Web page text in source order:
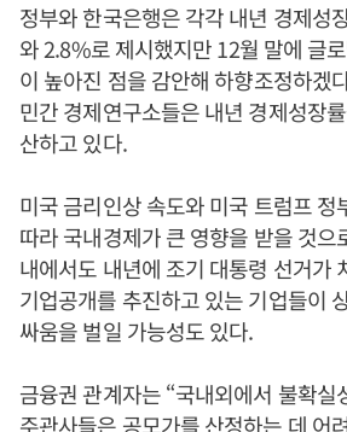
정부와 한국은행은 각각 내년 경제성
와 2.8%로 제시했지만 12월 말에 글
이 높아진 점을 감안해 하향조정하겠
민간 경제연구소들은 내년 경제성장
산하고 있다.
미국 금리인상 속도와 미국 트럼프 정
따라 국내경제가 큰 영향을 받을 것으
내에서도 내년에 조기 대통령 선거가
기업공개를 추진하고 있는 기업들이
싸움을 벌일 가능성도 있다.
금융권 관계자는 “국내외에서 불확실
주관사들은 공모가를 산정하는 데 어